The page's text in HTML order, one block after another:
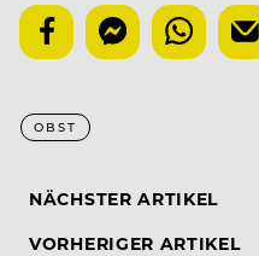
OBST
NÄCHSTER ARTIKEL
VORHERIGER ARTIKEL